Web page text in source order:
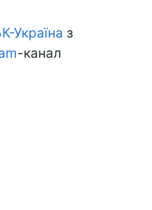
Україна з
-канал